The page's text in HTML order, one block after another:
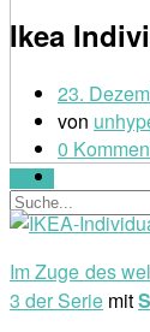
Menü
Ikea
23.
von
0
Im Zuge des
3 derSerie mit